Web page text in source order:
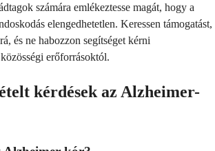
számára emlékeztesse magát, hogy a
elengedhetetlen. Keressen támogatást,
és ne habozzon segítséget kérni
erőforrásoktól.
kérdések az Alzheimer-